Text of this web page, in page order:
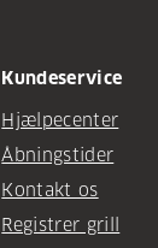
Kundeservice
Hjælpecenter
Åbningstider
Kontakt os
Registrer grill